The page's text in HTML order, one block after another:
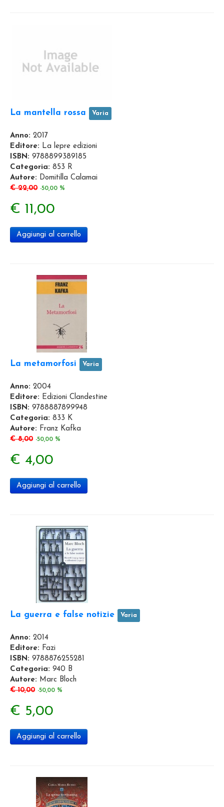
La mantella rossa Varia
Anno: 2017
Editore: La lepre edizioni
ISBN: 9788899389185
Categoria: 853 R
Autore: Domitilla Calamai
€ 22,00 -50,00 %
€ 11,00
Aggiungi al carrello
La metamorfosi Varia
Anno: 2004
Editore: Edizioni Clandestine
ISBN: 9788887899948
Categoria: 833 K
Autore: Franz Kafka
€ 8,00 -50,00 %
€ 4,00
Aggiungi al carrello
La guerra e false notizie Varia
Anno: 2014
Editore: Fazi
ISBN: 9788876255281
Categoria: 940 B
Autore: Marc Bloch
€ 10,00 -50,00 %
€ 5,00
Aggiungi al carrello